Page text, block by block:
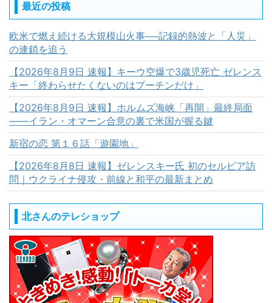
最近の投稿
欧米で燃え続ける大規模山火事──記録的熱波と「人災」
の連鎖を追う
【2026年8月9日 速報】キーウ空爆で3歳児死亡 ゼレンス
キー「終わらせたくないのはプーチンだけ」
【2026年8月9日 速報】ホルムズ海峡「再開」最終局面
――イラン・オマーン合意の裏で米国が握る鍵
新宿の恋 第１６話「遊園地」
【2026年8月8日 速報】ゼレンスキー氏 初のセルビア訪
問｜ウクライナ侵攻・前線と和平の最新まとめ
北さんのテレショップ